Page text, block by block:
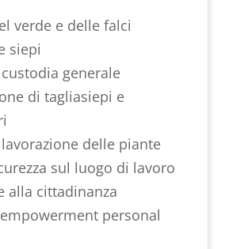
verde e delle falci
siepi
generale
di tagliasiepi e
delle piante
sul luogo di lavoro
alla cittadinanza
personal